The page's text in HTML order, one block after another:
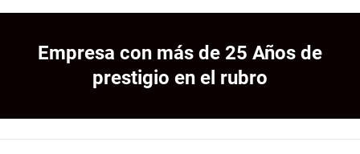
Empresa con más de 25 Años de
prestigio en el rubro